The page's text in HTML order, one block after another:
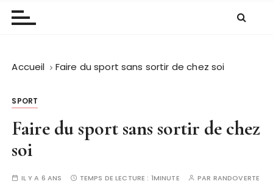
Accueil Faire du sport sans sortir de chez soi
SPORT
Faire du sport sans sortir de chez
soi
IL Y A 6 ANS TEMPS DE LECTURE : 1MINUTE PAR RANDOVERTE